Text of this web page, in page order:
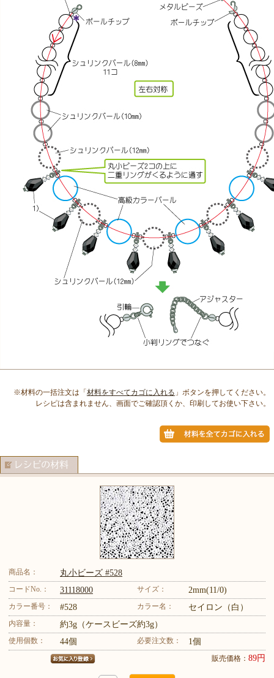
※材料の一括注文は「材料をすべてカゴに入れる 」ボタンを押してください。
レシピは含まれません、画面でご確認頂くか、印刷してお使い下さい。
商品名： 丸小ビーズ #528
コードNo.： 31118000 サイズ： 2mm(11/0)
カラー番号： #528 カラー名： セイロン（白）
内容量： 約3g（ケースビーズ約3g）
使用個数： 44個 必要注文数： 1個
販売価格： 89円